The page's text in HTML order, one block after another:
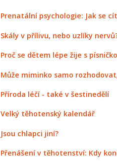
Prenatální psychologie: Jak se
Skály v přílivu, nebo uzlíky
Proč se dětem lépe žije s
Může miminko samo
Příroda léčí - také v šestinedělí
Velký těhotenský kalendář
Jsou chlapci jiní?
Přenášení v těhotenství: Kdy